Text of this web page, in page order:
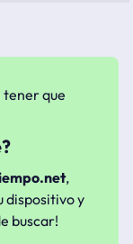
tener que
,
dispositivo y
buscar!